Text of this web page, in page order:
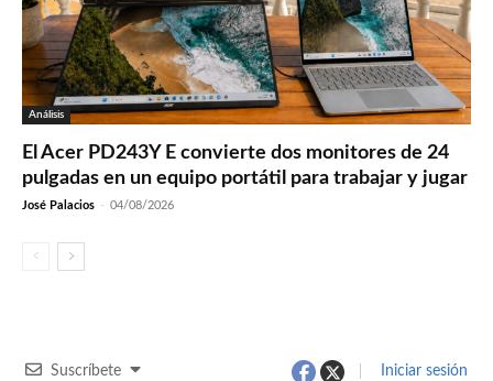
Análisis
El Acer PD243Y E convierte dos monitores de 24
pulgadas en un equipo portátil para trabajar y jugar
José Palacios - 04/08/2026
Suscríbete Iniciar sesión